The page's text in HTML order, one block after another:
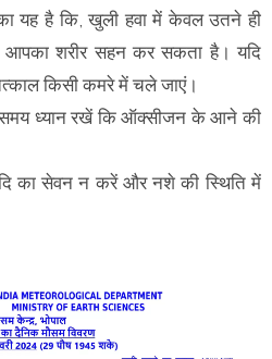
यह है कि, खुली हवा में केवल उतने ही
शरीर सहन कर सकता है। यदि
किसी कमरे में चले जाएं।
ध्यान रखें कि ऑक्सीजन के आने की
का सेवन न करें और नशे की स्थिति में